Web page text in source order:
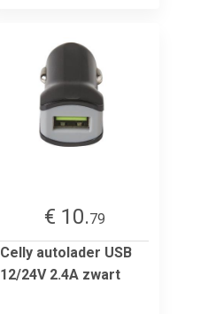
€ 10.79
Celly autolader USB
12/24V 2.4A zwart